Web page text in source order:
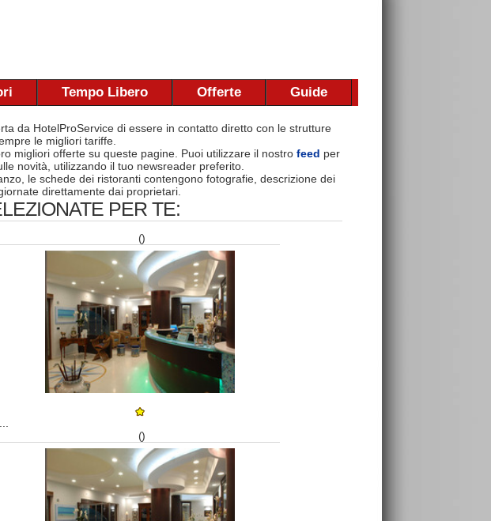
Tempo Libero Offerte Guide
da HotelProService di essere in contatto diretto con le strutture
le migliori tariffe.
migliori offerte su queste pagine. Puoi utilizzare il nostro feed per
novità, utilizzando il tuo newsreader preferito.
le schede dei ristoranti contengono fotografie, descrizione dei
direttamente dai proprietari.
PER TE:
()
()